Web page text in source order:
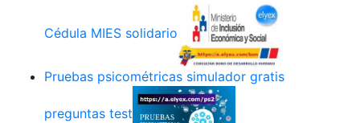
Cédula MIES solidario
Pruebas psicométricas simulador gratis
preguntas test